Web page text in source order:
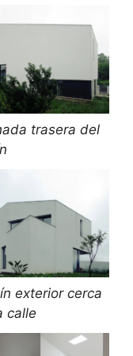
trasera del
exterior cerca
calle